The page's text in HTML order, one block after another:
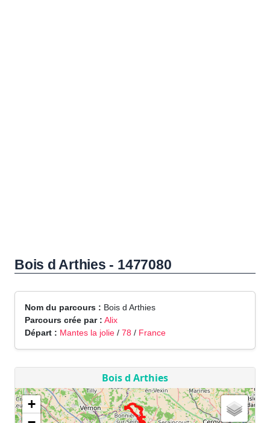
Bois d Arthies - 1477080
Nom du parcours : Bois d Arthies
Parcours crée par : Alix
Départ : Mantes la jolie / 78 / France